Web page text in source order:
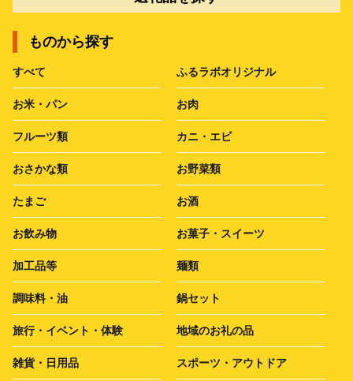
ものから探す
すべて ふるラボオリジナル
お米・パン お肉
フルーツ類 カニ・エビ
おさかな類 お野菜類
たまご お酒
お飲み物 お菓子・スイーツ
加工品等 麺類
調味料・油 鍋セット
旅行・イベント・体験 地域のお礼の品
雑貨・日用品 スポーツ・アウトドア